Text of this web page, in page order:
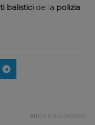
balistici della polizia
Articolo successivo